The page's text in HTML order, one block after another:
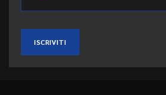
ISCRIVITI